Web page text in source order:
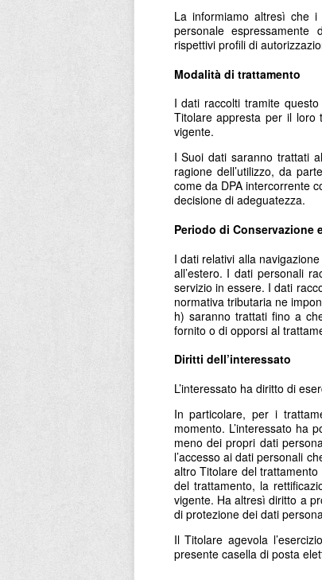
La informiamo altresì che
personale
rispettivi profili di
Modalità di trattamento
I dati raccolti tramite
Titolare appresta per il loro
vigente.
I Suoi dati saranno trattati
ragione dell’utilizzo, da
come da DPA intercorrente
decisione di adeguatezza.
Periodo di Conservazione
I dati relativi alla
all’estero. I dati personali
servizio in essere. I dati
normativa tributaria ne
h) saranno trattati fino a
fornito o di opporsi al
Diritti dell’interessato
L’interessato ha diritto di
In particolare, per i
momento. L’interessato ha
meno dei propri dati
l’accesso ai dati personali
altro Titolare del
del trattamento, la
vigente. Ha altresì diritto a
di protezione dei dati
Il Titolare agevola
presente casella di posta